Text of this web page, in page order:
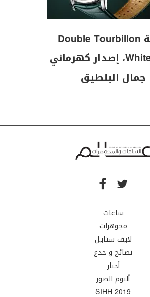
ساعة Double Tourbillon
White Gold، إصدار كهرماني
جمال البلطيق
ساعات
مجوهرات
لايف ستايل
نصائح و خدع
أخبار
ألبوم الصور
SIHH 2019